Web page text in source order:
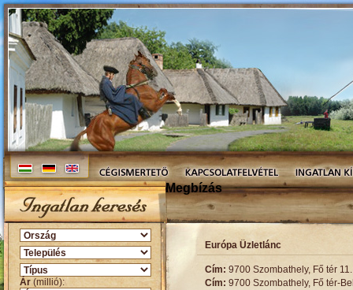
Ár (millió):
Megbízás
Európa Üzletlánc
Cím: 9700 Szombathely, Fő tér
Cím: 9700 Szombathely, Fő tér-